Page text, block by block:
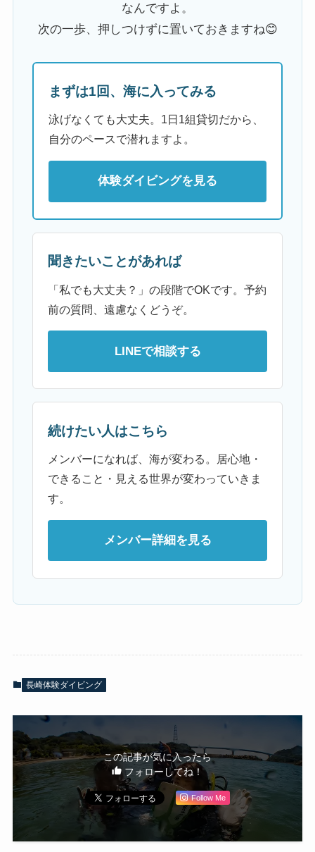
なんですよ。
次の一歩、押しつけずに置いておきますね😊
まずは1回、海に入ってみる
泳げなくても大丈夫。1日1組貸切だから、
自分のペースで潜れますよ。
体験ダイビングを見る
聞きたいことがあれば
「私でも大丈夫？」の段階でOKです。予約
前の質問、遠慮なくどうぞ。
LINEで相談する
続けたい人はこちら
メンバーになれば、海が変わる。居心地・
できること・見える世界が変わっていきま
す。
メンバー詳細を見る
長崎体験ダイビング
この記事が気に入ったら
フォローしてね！
Follow Me